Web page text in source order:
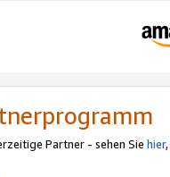
Partner - sehen Sie hier,